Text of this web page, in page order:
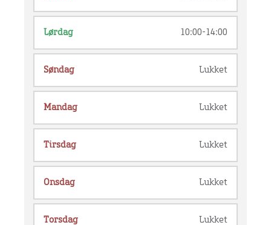
Lørdag 10:00-14:00
Søndag Lukket
Mandag Lukket
Tirsdag Lukket
Onsdag Lukket
Torsdag Lukket